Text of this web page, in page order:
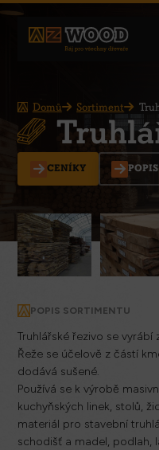
Domů Sortiment
CENÍKY
POPIS SORTIMENTU
Truhlářské řezivo se
Řeže se účelově z částí
dodává sušené.
Používá se k výrobě
kuchyňských linek, stolů,
materiál pro stavební
schodišť a madel, podlah,